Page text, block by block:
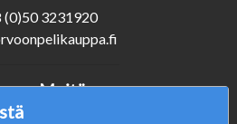
(0)50 3231920
Meitä